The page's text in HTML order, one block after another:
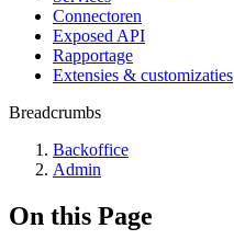
Connectoren
Exposed API
Rapportage
Extensies & customizaties
Breadcrumbs
Backoffice
Admin
On this Page